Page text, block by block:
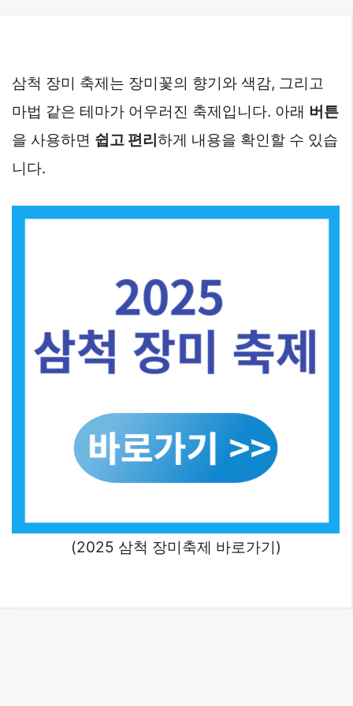
삼척 장미 축제는 장미꽃의 향기와 색감, 그리고
마법 같은 테마가 어우러진 축제입니다. 아래 버튼
을 사용하면 쉽고 편리 하게 내용을 확인할 수 있습
니다.
(2025 삼척 장미축제 바로가기)